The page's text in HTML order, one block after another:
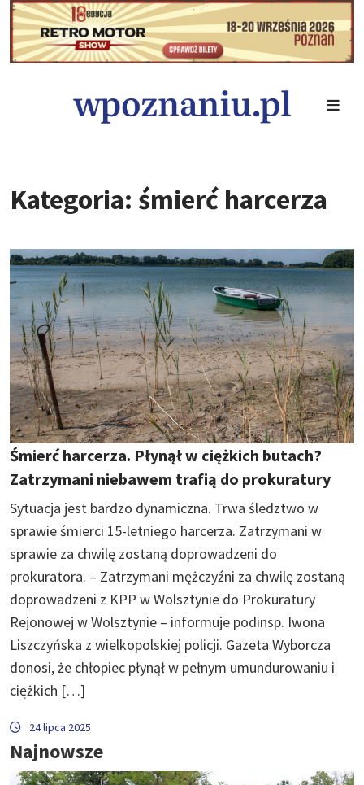
Kategoria: śmierć harcerza
Śmierć harcerza. Płynął w ciężkich butach?
Zatrzymani niebawem trafią do prokuratury
Sytuacja jest bardzo dynamiczna. Trwa śledztwo w
sprawie śmierci 15-letniego harcerza. Zatrzymani w
sprawie za chwilę zostaną doprowadzeni do
prokuratora. – Zatrzymani mężczyźni za chwilę zostaną
doprowadzeni z KPP w Wolsztynie do Prokuratury
Rejonowej w Wolsztynie – informuje podinsp. Iwona
Liszczyńska z wielkopolskiej policji. Gazeta Wyborcza
donosi, że chłopiec płynął w pełnym umundurowaniu i
ciężkich […]
24 lipca 2025
Najnowsze